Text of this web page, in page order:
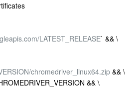
LATEST_RELEASE` && \
chromedriver_linux64.zip&& \
&& \